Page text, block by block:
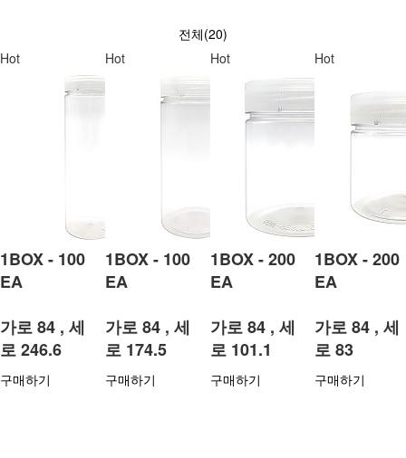
전체(20)
Hot
1BOX - 100
EA
가로 84 , 세
로 246.6
구매하기
Hot
1BOX - 100
EA
가로 84 , 세
로 174.5
구매하기
Hot
1BOX - 200
EA
가로 84 , 세
로 101.1
구매하기
Hot
1BOX - 200
EA
가로 84 , 세
로 83
구매하기